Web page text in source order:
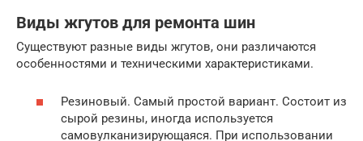
Виды жгутов для ремонта шин
Существуют разные виды жгутов, они различаются
особенностями и техническими характеристиками.
Резиновый. Самый простой вариант. Состоит из
сырой резины, иногда используется
самовулканизирующаяся. При использовании